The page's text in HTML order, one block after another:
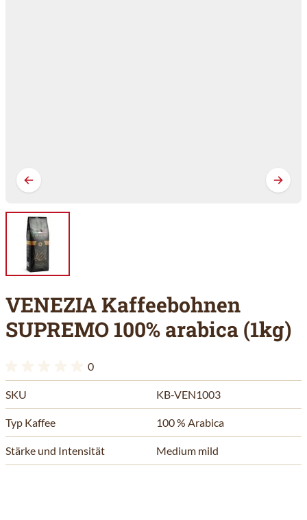
VENEZIA Kaffeebohnen
SUPREMO 100% arabica (1kg)
0
SKU KB-VEN1003
Typ Kaffee 100 % Arabica
Stärke und Intensität Medium mild